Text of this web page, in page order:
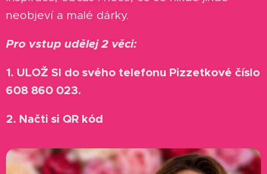
neobjeví a malé dárky.
Pro vstup udělej 2 věci:
1. ULOŽ SI do svého telefonu Pizzetkové číslo
608 860 023.
2. Načti si QR kód